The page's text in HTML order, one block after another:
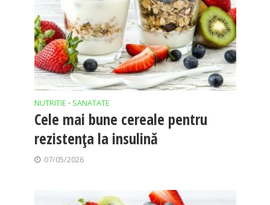
NUTRITIE • SANATATE
Cele mai bune cereale pentru
rezistența la insulină
07/05/2026